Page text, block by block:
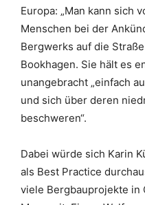
Europa: „Man kann sich
Menschen bei der
Bergwerks auf die
Bookhagen. Sie hält es
unangebracht „einfach
und sich über deren
beschweren“.
Dabei würde sich Karin
als Best Practice
viele Bergbauprojekte in